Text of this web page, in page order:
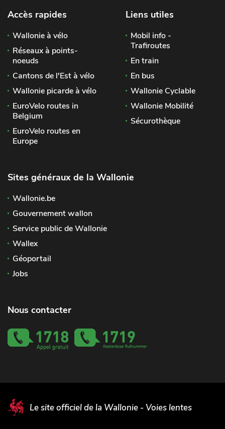
Accès rapides
Wallonie à vélo
Réseaux à points-
noeuds
Cantons de l'Est à vélo
Wallonie picarde à vélo
EuroVelo routes in
Belgium
EuroVelo routes en
Europe
Liens utiles
Mobil info -
Trafiroutes
En train
En bus
Wallonie Cyclable
Wallonie Mobilité
Sécurothèque
Sites généraux de la Wallonie
Wallonie.be
Gouvernement wallon
Service public de Wallonie
Wallex
Géoportail
Jobs
Nous contacter
Le site officiel de la Wallonie - Voies lentes